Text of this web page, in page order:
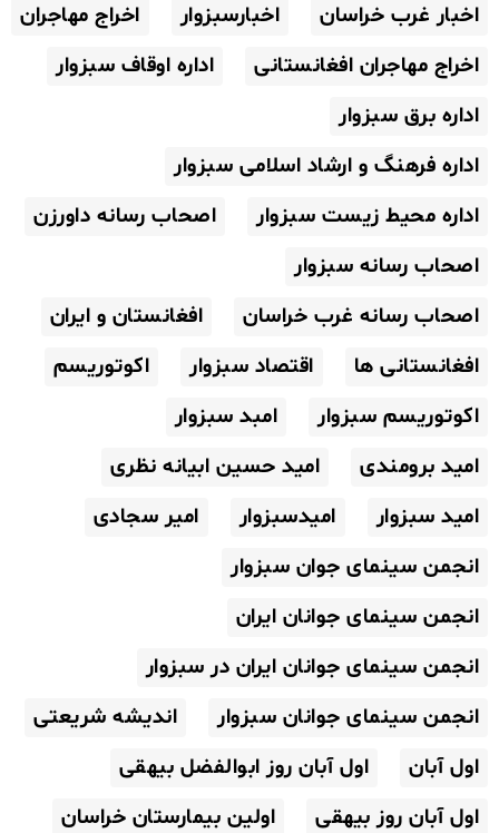
اخبار غرب خراسان
اخبارسبزوار
اخراج مهاجران
اخراج مهاجران افغانستانی
اداره اوقاف سبزوار
اداره برق سبزوار
اداره فرهنگ و ارشاد اسلامی سبزوار
اداره محیط زیست سبزوار
اصحاب رسانه داورزن
اصحاب رسانه سبزوار
اصحاب رسانه غرب خراسان
افغانستان و ایران
افغانستانی ها
اقتصاد سبزوار
اکوتوریسم
اکوتوریسم سبزوار
امبد سبزوار
امید برومندی
امید حسین ابیانه نظری
امید سبزوار
امیدسبزوار
امیر سجادی
انجمن سینمای جوان سبزوار
انجمن سینمای جوانان ایران
انجمن سینمای جوانان ایران در سبزوار
انجمن سینمای جوانان سبزوار
اندیشه شریعتی
اول آبان
اول آبان روز ابوالفضل بیهقی
اول آبان روز بیهقی
اولین بیمارستان خراسان